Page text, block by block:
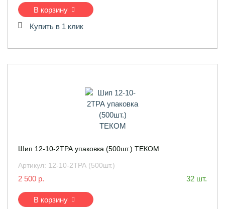
В корзину
Купить в 1 клик
Шип 12-10-2ТРА упаковка (500шт.) ТЕКОМ
Артикул: 12-10-2ТРА (500шт.)
2 500 р. 32 шт.
В корзину